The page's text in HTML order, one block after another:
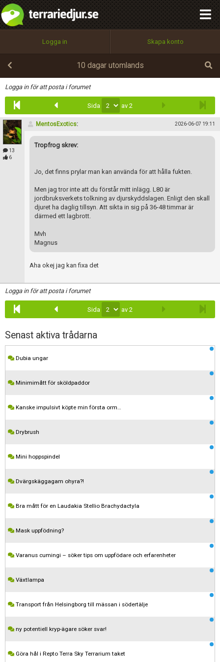
Logga in Skapa konto
10 dagar utomlands
Logga in för att posta i forumet
Sida av 2
13
6
MentosExotics: 2026-06-07 19:11
Tropfrog skrev:
Jo, det finns prylar man kan använda för att hålla fukten.
Men jag tror inte att du förstår mitt inlägg. L80 är
jordbruksverkets tolkning av djurskyddslagen. Enligt den skall
djuret ha daglig tillsyn. Att sikta in sig på 36-48 timmar är
därmed ett lagbrott.
Mvh
Magnus
Aha okej jag kan fixa det
Logga in för att posta i forumet
Sida av 2
Senast aktiva trådarna
Dubia ungar
Minimimått för sköldpaddor
Kanske impulsivt köpte min första orm…
Drybrush
Mini hoppspindel
Dvärgskäggagam ohyra?!
Bra mått för en Laudakia Stellio Brachydactyla
Mask uppfödning?
Varanus cumingi – söker tips om uppfödare och erfarenheter
Växtlampa
Transport från Helsingborg till mässan i södertälje
ny potentiell kryp-ägare söker svar!
Göra hål i Repto Terra Sky Terrarium taket
Infoga
Utför
100%
OK
integritetspolicy
Namn:
Epost:
Användarnamn:
Lösenord:
Privacy Policy
Terms of Service
Begär nytt lösenord
Tillbaka till förstasidan